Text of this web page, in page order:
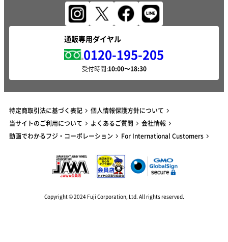
通販専用ダイヤル
0120-195-205
受付時間:
特定商取引法に基づく表記
個人情報保護方針について
当サイトのご利用について
よくあるご質問
会社情報
動画でわかるフジ・コーポレーション
For International Customers
Copyright © 2024 Fuji Corporation, Ltd. All rights reserved.